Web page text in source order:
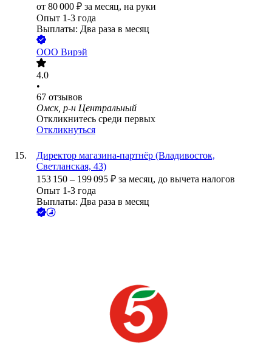
от 80 000 ₽ за месяц, на руки
Опыт 1-3 года
Выплаты: Два раза в месяц
ООО Вирэй
4.0
•
67 отзывов
Омск, р-н Центральный
Откликнитесь среди первых
Откликнуться
Директор магазина-партнёр (Владивосток,
Светланская, 43)
153 150 – 199 095 ₽ за месяц, до вычета налогов
Опыт 1-3 года
Выплаты: Два раза в месяц